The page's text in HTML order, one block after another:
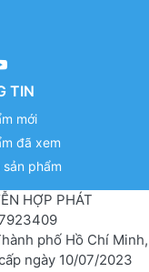
TIN
mới
đã xem
sản phẩm
HỢP PHÁT
phố Hồ Chí
ngày 10/07/2023